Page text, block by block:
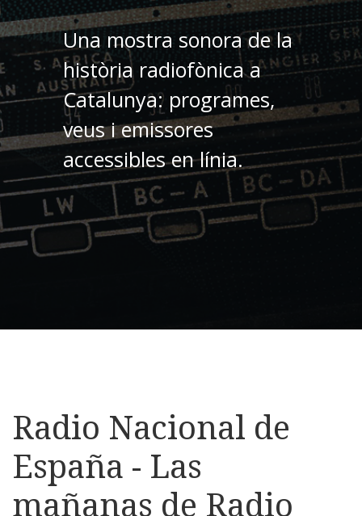
Una mostra sonora de la
història radiofònica a
Catalunya: programes,
veus i emissores
accessibles en línia.
Radio Nacional de
España - Las
mañanas de Radio